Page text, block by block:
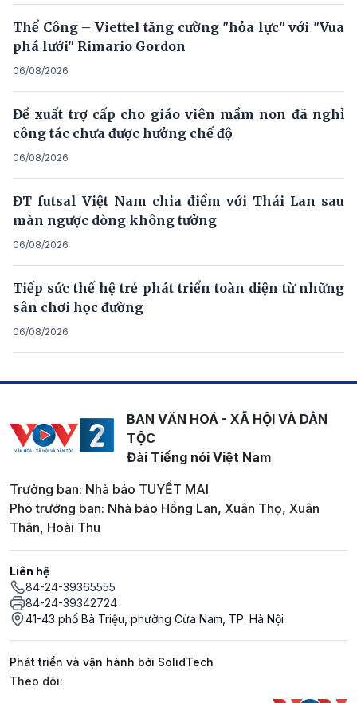
Thể Công – Viettel tăng cường "hỏa lực" với "Vua
phá lưới" Rimario Gordon
06/08/2026
Đề xuất trợ cấp cho giáo viên mầm non đã nghỉ
công tác chưa được hưởng chế độ
06/08/2026
ĐT futsal Việt Nam chia điểm với Thái Lan sau
màn ngược dòng không tưởng
06/08/2026
Tiếp sức thế hệ trẻ phát triển toàn diện từ những
sân chơi học đường
06/08/2026
BAN VĂN HOÁ - XÃ HỘI VÀ DÂN
TỘC
Đài Tiếng nói Việt Nam
Trưởng ban: Nhà báo TUYẾT MAI
Phó trưởng ban: Nhà báo Hồng Lan, Xuân Thọ, Xuân
Thân, Hoài Thu
Liên hệ
84-24-39365555
84-24-39342724
41-43 phố Bà Triệu, phường Cửa Nam, TP. Hà Nội
Phát triển và vận hành bởi SolidTech
Mạng xã hội
Theo dõi: